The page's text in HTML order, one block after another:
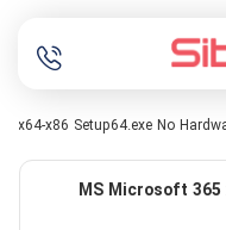
x64-x86 Setup64.exe No
MS Microsoft 365